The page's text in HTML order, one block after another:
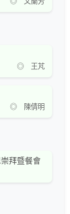
◎ 王芃
◎ 陳倩明
拜暨餐會